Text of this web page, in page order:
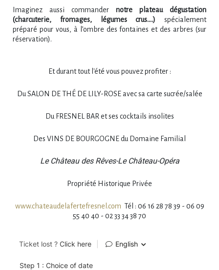
Imaginez aussi commander notre plateau dégustation
(charcuterie, fromages, légumes crus....) spécialement
préparé pour vous, à l’ombre des fontaines et des arbres (sur
réservation).
Et durant tout l'été vous pouvez profiter :
Du SALON DE THÉ DE LILY-ROSE avec sa carte sucrée/salée
Du FRESNEL BAR et ses cocktails insolites
Des VINS DE BOURGOGNE du Domaine Familial
Le Château des Rêves-Le Château-Opéra
Propriété Historique Privée
www.chateaudelafertefresnel.com Tél : 06 16 28 78 39 - 06 09
55 40 40 - 02 33 34 38 70